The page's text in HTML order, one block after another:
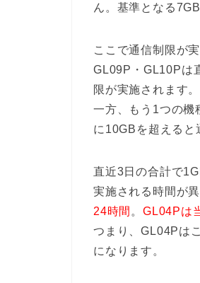
ん。基準となる
ここで通信制限が
GL09P・GL10Pは
限が実施されます
一方、もう1つの機
に10GBを超えると
直近3日の合計で
実施される時間が
24時間 。GL04Pは
つまり、GL04Pは
になります。